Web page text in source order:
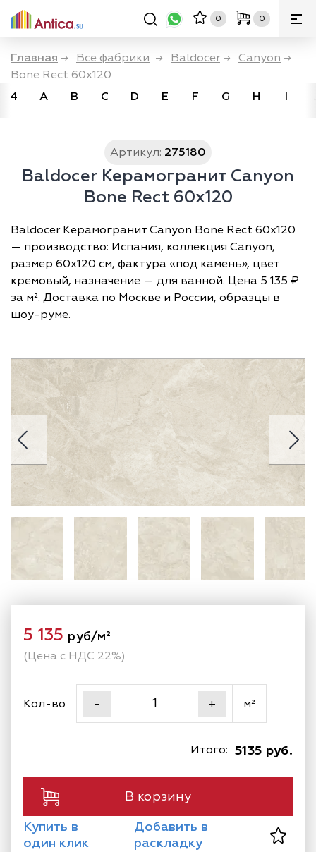
0 0
Главная → Все фабрики → Baldocer → Canyon →
Bone Rect 60х120
4
A B C D E F G H I
Артикул: 275180
Baldocer Керамогранит Canyon
Bone Rect 60х120
Baldocer Керамогранит Canyon Bone Rect 60х120
— производство: Испания, коллекция Canyon,
размер 60х120 см, фактура «под камень», цвет
кремовый, назначение — для ванной. Цена 5 135 ₽
за м². Доставка по Москве и России, образцы в
шоу-руме.
5 135 руб/м²
(Цена с НДС 22%)
Кол-во - + м²
5135 руб.
Итого:
В корзину
Купить в
один клик
Добавить в
раскладку